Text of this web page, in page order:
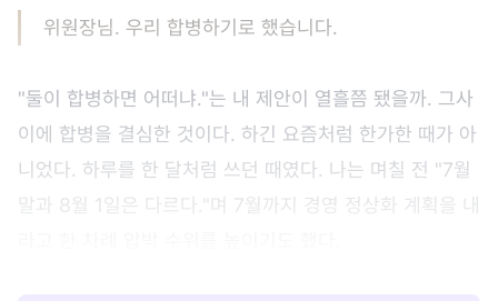
위원장님. 우리 합병하기로 했습니다.
"둘이 합병하면 어떠냐."는 내 제안이 열흘쯤 됐을까. 그사
이에 합병을 결심한 것이다. 하긴 요즘처럼 한가한 때가 아
니었다. 하루를 한 달처럼 쓰던 때였다. 나는 며칠 전 "7월
말과 8월 1일은 다르다."며 7월까지 경영 정상화 계획을 내